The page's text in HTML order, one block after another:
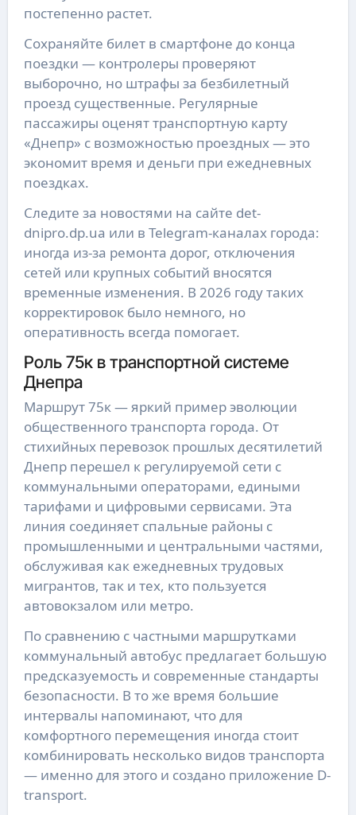
постепенно растет.
Сохраняйте билет в смартфоне до конца
поездки — контролеры проверяют
выборочно, но штрафы за безбилетный
проезд существенные. Регулярные
пассажиры оценят транспортную карту
«Днепр» с возможностью проездных — это
экономит время и деньги при ежедневных
поездках.
Следите за новостями на сайте det-
dnipro.dp.ua или в Telegram-каналах города:
иногда из-за ремонта дорог, отключения
сетей или крупных событий вносятся
временные изменения. В 2026 году таких
корректировок было немного, но
оперативность всегда помогает.
Роль 75к в транспортной системе
Днепра
Маршрут 75к — яркий пример эволюции
общественного транспорта города. От
стихийных перевозок прошлых десятилетий
Днепр перешел к регулируемой сети с
коммунальными операторами, едиными
тарифами и цифровыми сервисами. Эта
линия соединяет спальные районы с
промышленными и центральными частями,
обслуживая как ежедневных трудовых
мигрантов, так и тех, кто пользуется
автовокзалом или метро.
По сравнению с частными маршрутками
коммунальный автобус предлагает большую
предсказуемость и современные стандарты
безопасности. В то же время большие
интервалы напоминают, что для
комфортного перемещения иногда стоит
комбинировать несколько видов транспорта
— именно для этого и создано приложение D-
transport.